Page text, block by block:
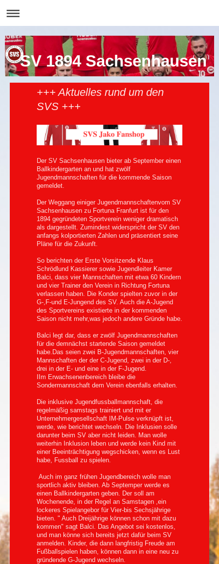
SV 1894 Sachsenhausen
+++ Aktuelles rund um den
SVS +++
Der SV Sachsenhausen bieter ab September einen
Ballkindergarten an und hat zwölf
Jugendmannschaften für die kommende Saison
gemeldet.
Der Weggang einiger Jugendmannschaftenvom SV
Sachsenhausen zu Fortuna Franfurt ist für den
1894 gegründeten Sportverein weniger dramatisch
als dargestellt. Zumindest widerspricht der SV den
anfangs kolportierten Zahlen und präsentiert seine
Pläne für die Zukunft.
So berichten der Erste Vorsitzende Klaus
Schrödlund Kassierer sowie Jugendleiter Kamer
Balci, dass vier Mannschaften mit etwa 60 Kindern
und vier Trainer den Verein in Richtung Fortuna
verlassen haben. Die Konder spielten zuvor in der
G-,F-und E-Jungend des SV. Auch die A-Jugend
des Sportvereins existierte in der kommenden
Saison nicht mehr,was jedoch andere Gründe habe.
Balci legt dar, dass er zwölf Jugendmannschaften
für die demnächst startende Saison gemeldet
habe.Das seien zwei B-Jugendmannschaften, vier
Mannschaften der der C-Jugend, zwei in der D-,
drei in der E- und eine in der F-Jugend.
IIm Erwachsenenbereich bleibe die
Sondermannschaft dem Verein ebenfalls erhalten.
Die inklusive Jugendfussballmannschaft, die
regelmäßig samstags trainiert und mit er
Unternehmergesellschaft IM-Pulse verknüpft ist,
werde, wie berichtet wechseln. Die Inklusien solle
darunter beim SV aber nicht leiden. Man wolle
weiterhin Inklusion leben und werde kein Kind mit
einer Beeinträchtigung wegschicken, wenn es Lust
habe, Fussball zu spielen.
Auch im ganz frühen Jugendbereich wolle man
sportlich aktiv bleiben. Ab Septemper werde es
einen Ballkindergarten geben. Der soll am
Wochenende, in der Regel an Samstagen ,ein
lockeres Spielangebor für Vier-bis Sechsjährige
bieten. " Auch Dreijährige können schon mit dazu
kommen" sagt Balci. Das Angebot sei kostenlos,
und man könne sich bereits jetzt dafür beim SV
anmelden. Kinder, die dann langfristig Freude am
Fußballspielen haben, können dann in eine neu zu
gründende G-Jugend wechseln.